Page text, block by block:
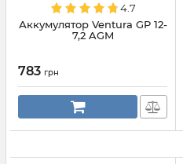
4.7
Аккумулятор Ventura GP 12-
7,2 AGM
783 грн